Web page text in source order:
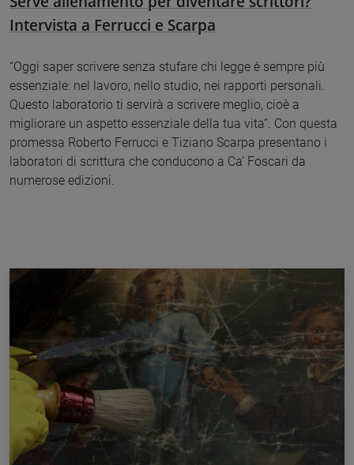
Intervista a Ferrucci e Scarpa
“Oggi saper scrivere senza stufare chi legge è sempre più
essenziale: nel lavoro, nello studio, nei rapporti personali.
Questo laboratorio ti servirà a scrivere meglio, cioè a
migliorare un aspetto essenziale della tua vita”. Con questa
promessa Roberto Ferrucci e Tiziano Scarpa presentano i
laboratori di scrittura che conducono a Ca’ Foscari da
numerose edizioni.